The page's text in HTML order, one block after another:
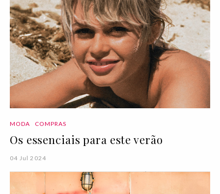
MODA COMPRAS
Os essenciais para este verão
04 Jul 2024